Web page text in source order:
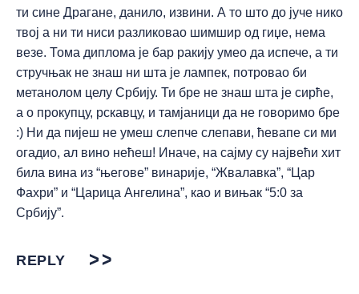
ти сине Драгане, данило, извини. А то што до јуче нико
твој а ни ти ниси разликовао шимшир од гиџе, нема
везе. Тома диплома је бар ракију умео да испече, а ти
стручњак не знаш ни шта је лампек, потровао би
метанолом целу Србију. Ти бре не знаш шта је сирће,
а о прокупцу, рскавцу, и тамјаници да не говоримо бре
:) Ни да пијеш не умеш слепче слепави, ћевапе си ми
огадио, ал вино нећеш! Иначе, на сајму су највећи хит
била вина из “његове” винарије, “Жвалавка”, “Цар
Фахри” и “Царица Ангелина”, као и вињак “5:0 за
Србију”.
REPLY